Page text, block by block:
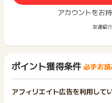
アカウントをお
友達紹介
ポイント獲得条件 必ずお
アフィリエイト広告を利用して